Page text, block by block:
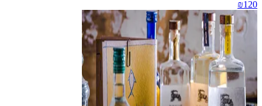
₪120